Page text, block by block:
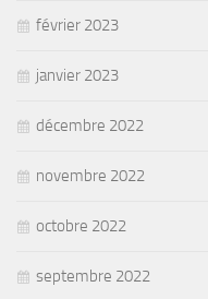
février 2023
janvier 2023
décembre 2022
novembre 2022
octobre 2022
septembre 2022